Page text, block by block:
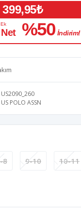
399,95₺
%50 İndirim!
US2090_260
US POLO ASSN
8 9-10 10-11